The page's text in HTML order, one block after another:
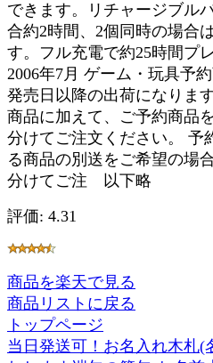
できます。リチャージブル
合約2時間、2個同時の場合
す。フル充電で約25時間プ
2006年7月 ゲーム・玩具予
発売日以降の出荷になりま
商品に加えて、ご予約商品
分けてご注文ください。 予
る商品の別送をご希望の場
分けてご注 以下略
評価: 4.31
商品を楽天で見る
商品リストに戻る
トップページ
当日発送可！お名入れ木札(